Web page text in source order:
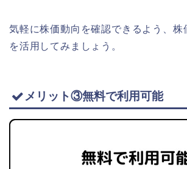
気軽に株価動向を確認できるよう、株
を活用してみましょう。
メリット③無料で利用可能